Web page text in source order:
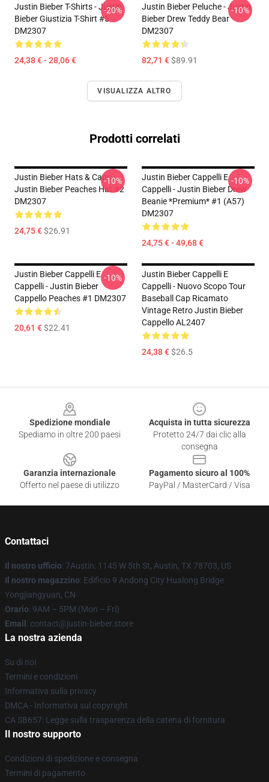
Justin Bieber T-Shirts - Justin
Bieber Giustizia T-Shirt #5
DM2307
24,38 € - 28,06 €
-20%
Justin Bieber Peluche - Justin
Bieber Drew Teddy Bear
DM2307
82,71 €$89.91
-10%
VISUALIZZA ALTRO
Prodotti correlati
Justin Bieber Hats & Caps -
Justin Bieber Peaches Hat #2
DM2307
24,75 €$26.91
-10%
Justin Bieber Cappelli E
Cappelli - Justin Bieber Drew
Beanie *Premium* #1 (A57)
DM2307
24,75 € - 49,68 €
-10%
Justin Bieber Cappelli E
Cappelli - Justin Bieber
Cappello Peaches #1 DM2307
20,61 €$22.41
-10%
Justin Bieber Cappelli E
Cappelli - Nuovo Scopo Tour
Baseball Cap Ricamato
Vintage Retro Justin Bieber
Cappello AL2407
24,38 €$26.5
Spedizione mondiale
Spediamo in oltre 200 paesi
Acquista in tutta sicurezza
Protetto 24/7 dai clic alla
consegna
Garanzia internazionale
Offerto nel paese di utilizzo
Pagamento sicuro al 100%
PayPal / MasterCard / Visa
Contattaci
Il nostro ufficio: 7Austin: 1145 W 5th St, Austin, TX 78703, US
Il nostro magazzino: Edificio 9 Andong City Hualong Bridge
Yongjiangyuan, CN
Orario: 9AM – 5PM (Mon – Fri)
Email : contact@justin-bieber.store
La nostra azienda
Su di noi
Termini e condizioni
Informativa sulla privacy
DMCA - Informativa sul copyright
CA SB657: Legge sulla trasparenza della catena di fornitura
Il nostro supporto
Condizioni di spedizione e consegna
Termini di pagamento